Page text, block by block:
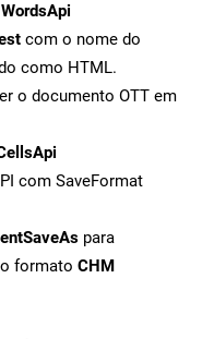
com o nome do
como HTML.
o documento OTT em
com SaveFormat
para
formato CHM